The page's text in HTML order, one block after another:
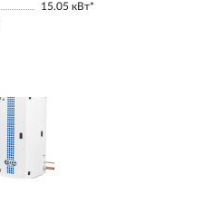
15.05 кВт*